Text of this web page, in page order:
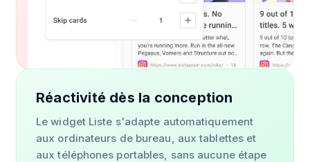
Réactivité dès la conception
Le widget Liste s'adapte automatiquement
aux ordinateurs de bureau, aux tablettes et
aux téléphones portables, sans aucune étape